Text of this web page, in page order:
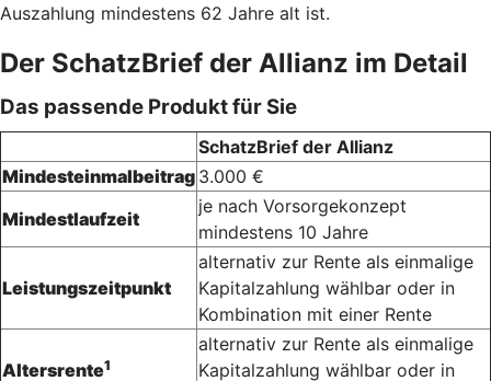
Auszahlung mindestens 62 Jahre alt ist.
Der SchatzBrief der Allianz im Detail
Das passende Produkt für Sie
SchatzBrief der Allianz
Mindesteinmalbeitrag 3.000 €
Mindestlaufzeit
je nach Vorsorgekonzept
mindestens 10 Jahre
Leistungszeitpunkt
alternativ zur Rente als einmalige
Kapitalzahlung wählbar oder in
Kombination mit einer Rente
Altersrente1
alternativ zur Rente als einmalige
Kapitalzahlung wählbar oder in